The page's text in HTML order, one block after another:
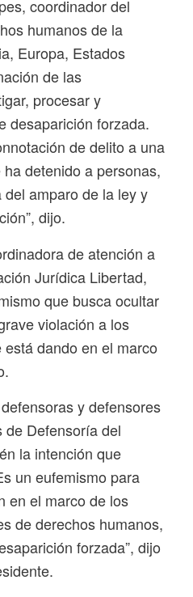
coordinador del
humanos de la
Europa, Estados
de las
procesar y
desaparición forzada.
de delito a una
detenido a personas,
amparo de la ley y
dijo.
de atención a
Jurídica Libertad,
que busca ocultar
violación a los
dando en el marco
y defensores
de Defensoría del
la intención que
un eufemismo para
en el marco de los
de derechos humanos,
forzada”, dijo